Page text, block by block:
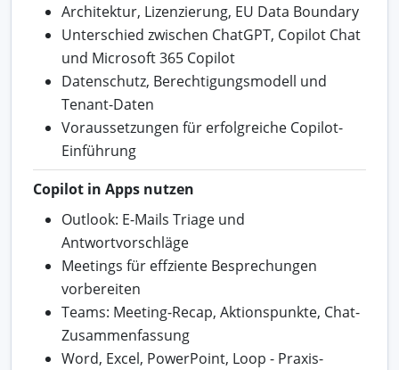
Architektur, Lizenzierung, EU Data Boundary
Unterschied zwischen ChatGPT, Copilot Chat
und Microsoft 365 Copilot
Datenschutz, Berechtigungsmodell und
Tenant-Daten
Voraussetzungen für erfolgreiche Copilot-
Einführung
Copilot in Apps nutzen
Outlook: E-Mails Triage und
Antwortvorschläge
Meetings für effziente Besprechungen
vorbereiten
Teams: Meeting-Recap, Aktionspunkte, Chat-
Zusammenfassung
Word, Excel, PowerPoint, Loop - Praxis-